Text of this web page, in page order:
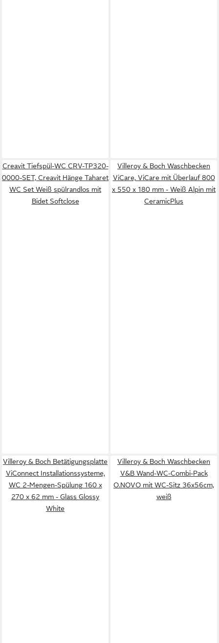
Creavit Tiefspül-WC CRV-TP320-
0000-SET, Creavit Hänge Taharet
WC Set Weiß spülrandlos mit
Bidet Softclose
Villeroy & Boch Waschbecken
ViCare, ViCare mit Überlauf 800
x 550 x 180 mm - Weiß Alpin mit
CeramicPlus
Villeroy & Boch Betätigungsplatte
ViConnect Installationssysteme,
WC 2-Mengen-Spülung 160 x
270 x 62 mm - Glass Glossy
White
Villeroy & Boch Waschbecken
V&B Wand-WC-Combi-Pack
O.NOVO mit WC-Sitz 36x56cm,
weiß